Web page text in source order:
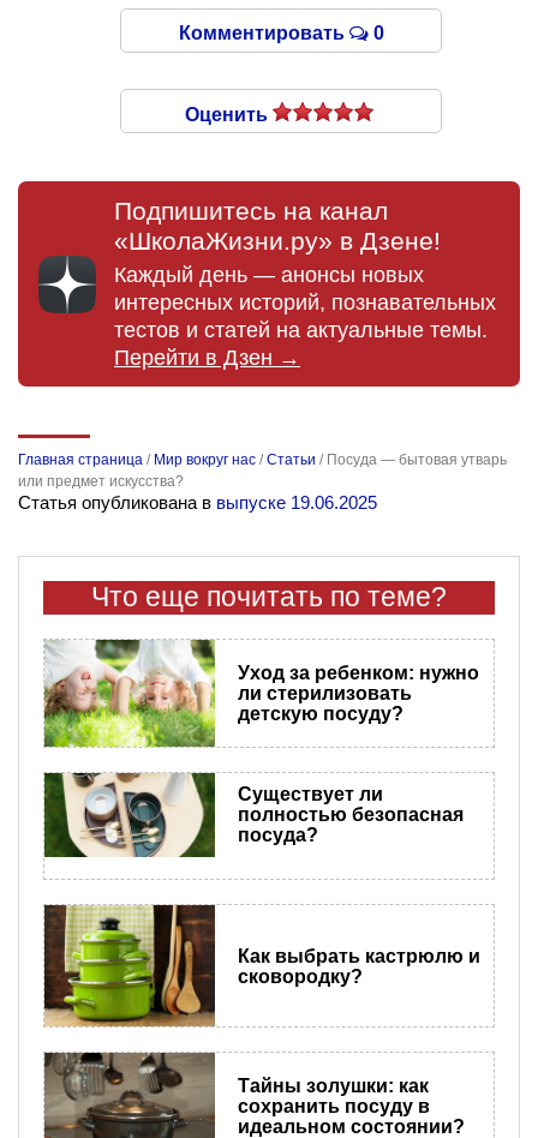
Комментировать 0
Оценить
Подпишитесь на канал
«ШколаЖизни.ру» в Дзене!
Каждый день — анонсы новых
интересных историй, познавательных
тестов и статей на актуальные темы.
Перейти в Дзен →
Главная страница / Мир вокруг нас /Статьи / Посуда — бытовая утварь
или предмет искусства?
Статья опубликована в выпуске 19.06.2025
Что еще почитать по теме?
Уход за ребенком: нужно
ли стерилизовать
детскую посуду?
Существует ли
полностью безопасная
посуда?
Как выбрать кастрюлю и
сковородку?
Тайны золушки: как
сохранить посуду в
идеальном состоянии?